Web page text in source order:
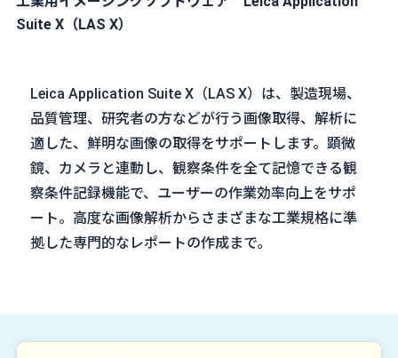
Suite X（LAS X）
Leica Application Suite X（LAS X）は、製造現場、
品質管理、研究者の方などが行う画像取得、解析に
適した、鮮明な画像の取得をサポートします。顕微
鏡、カメラと連動し、 観察条件を全て記憶できる観
察条件記録機能で、ユーザーの作業効率向上をサポ
ート。高度な画像解析からさまざまな工業規格に準
拠した専門的なレポートの作成まで。